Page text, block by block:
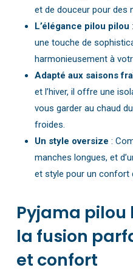
et de douceur pour des
L’élégance pilou pilou
une touche de
harmonieusement à
Adapté aux saisons
et l’hiver, il offre une
vous garder au chaud
froides.
Un style oversize :
manches longues, et
et style pour un confort
Pyjama pilou
la fusion
et confort